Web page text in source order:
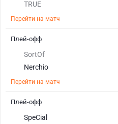
TRUE
Перейти на матч
SortOf
Nerchio
Перейти на матч
Плей-офф
SpeCial
Плей-офф